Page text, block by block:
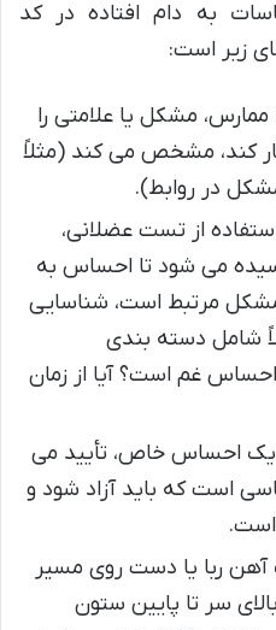
به دام افتاده در کد
زیر است:
ممارس، مشکل یا علامتی را
کند، مشخص می کند (مثلاً
در روابط).
از تست عضلانی،
می شود تا احساس به
مشکل مرتبط است، شناسایی
شامل دسته بندی
غم است؟ آیا از زمان
احساس خاص، تأیید می
است که باید آزاد شود و
است.
ربا یا دست روی مسیر
سر تا پایین ستون